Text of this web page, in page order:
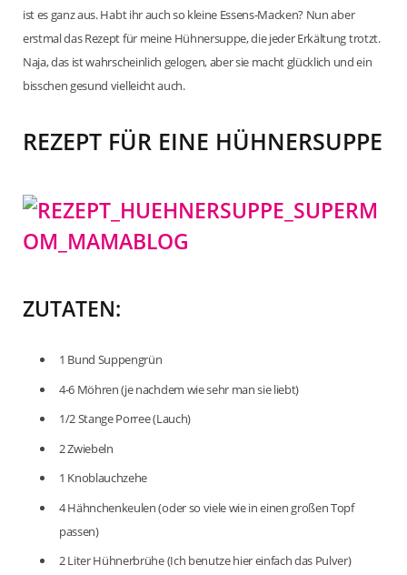
ist es ganz aus. Habt ihr auch so kleine Essens-Macken? Nun aber
erstmal das Rezept für meine Hühnersuppe, die jeder Erkältung trotzt.
Naja, das ist wahrscheinlich gelogen, aber sie macht glücklich und ein
bisschen gesund vielleicht auch.
REZEPT FÜR EINE HÜHNERSUPPE
ZUTATEN:
1 Bund Suppengrün
4-6 Möhren (je nachdem wie sehr man sie liebt)
1/2 Stange Porree (Lauch)
2 Zwiebeln
1 Knoblauchzehe
4 Hähnchenkeulen (oder so viele wie in einen großen Topf
passen)
2 Liter Hühnerbrühe (Ich benutze hier einfach das Pulver)